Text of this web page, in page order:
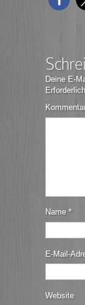
Deine E-
Name *
E-Mail-
Website